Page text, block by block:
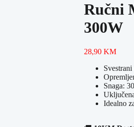
Ručni
300W
28,90 KM
Snaga:
Idealno